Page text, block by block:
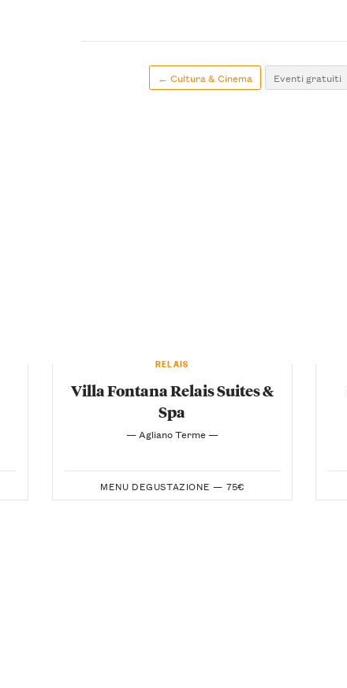
← Cultura & Cinema Eventi gratuiti
RELAIS
Villa Fontana Relais Suites &
Spa
— Agliano Terme —
MENU DEGUSTAZIONE — 75€